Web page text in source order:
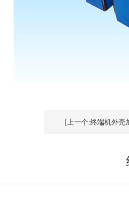
[上一个:终端机外壳